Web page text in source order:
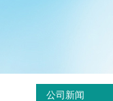
公司新闻